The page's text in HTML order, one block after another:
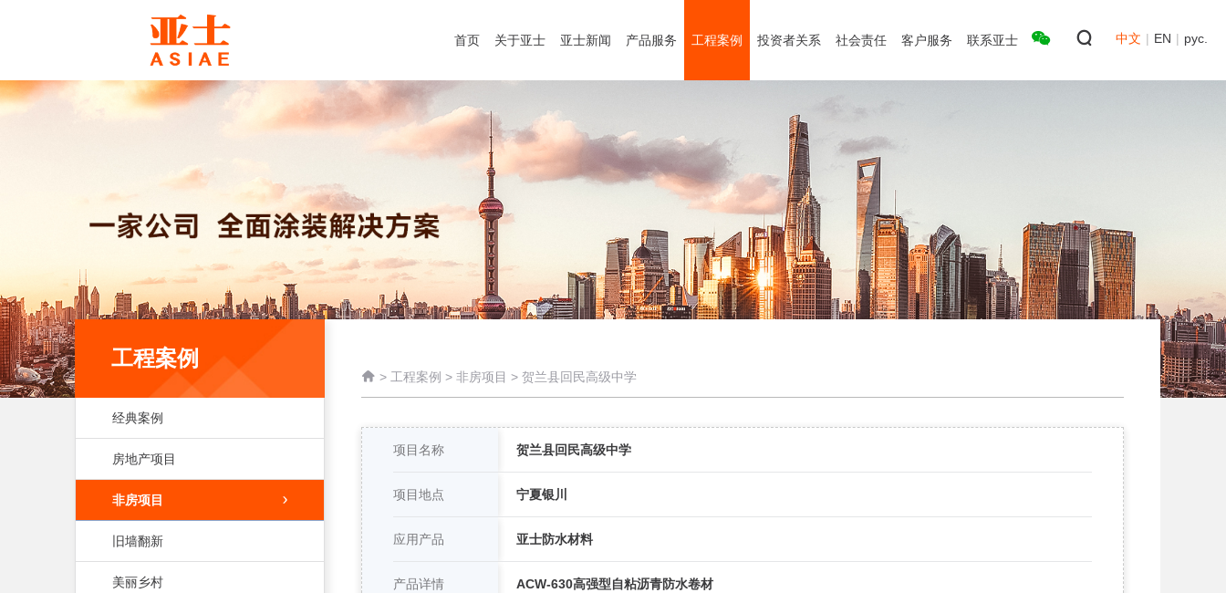
首页 关于亚士 亚士新闻 产品服务 工程案例 投资者关系 社会责任 客户服务 联系亚士 中文 | EN | рус.
工程案例
经典案例
房地产项目
非房项目
旧墙翻新
美丽乡村
 > 工程案例 > 非房项目 > 贺兰县回民高级中学
项目名称 贺兰县回民高级中学
项目地点 宁夏银川
应用产品 亚士防水材料
产品详情 ACW-630高强型自粘沥青防水卷材